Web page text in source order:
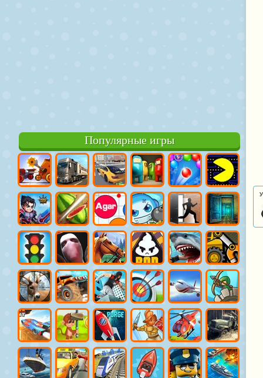
Популярные игры